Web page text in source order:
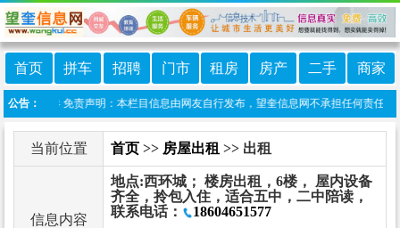
首页 拼车 招聘 门市 租房 房产 二手 商家
公告：
奎信息港 免责声明：本栏目信息由网友自行发布，望奎信息网不承担任何责任！
当前位置 首页 >> 房屋出租 >> 出租
信息内容
地点:西环城； 楼房出租，6楼， 屋内设备
齐全，拎包入住，适合五中，二中陪读，
联系电话：
18604651577